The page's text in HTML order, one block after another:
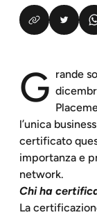
G rande
l’unica
certificato
importanza e
network.
Chi ha
La